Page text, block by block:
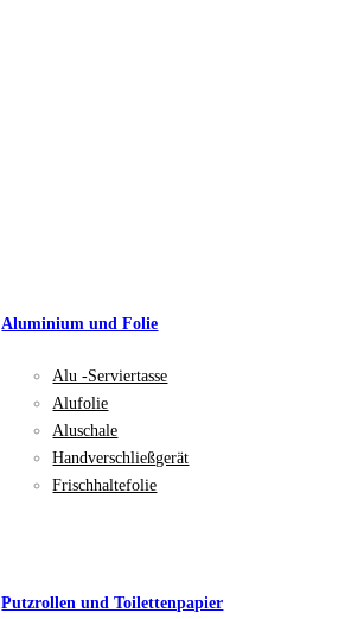
Aluminium und Folie
Alu -Serviertasse
Alufolie
Aluschale
Handverschließgerät
Frischhaltefolie
Putzrollen und Toilettenpapier